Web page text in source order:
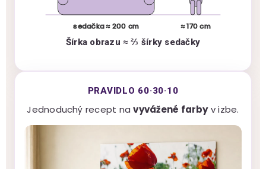
sedačka ≈ 200 cm ≈ 170 cm
Šírka obrazu ≈ ⅔ šírky sedačky
PRAVIDLO 60·30·10
Jednoduchý recept navyvážené farbyv izbe.